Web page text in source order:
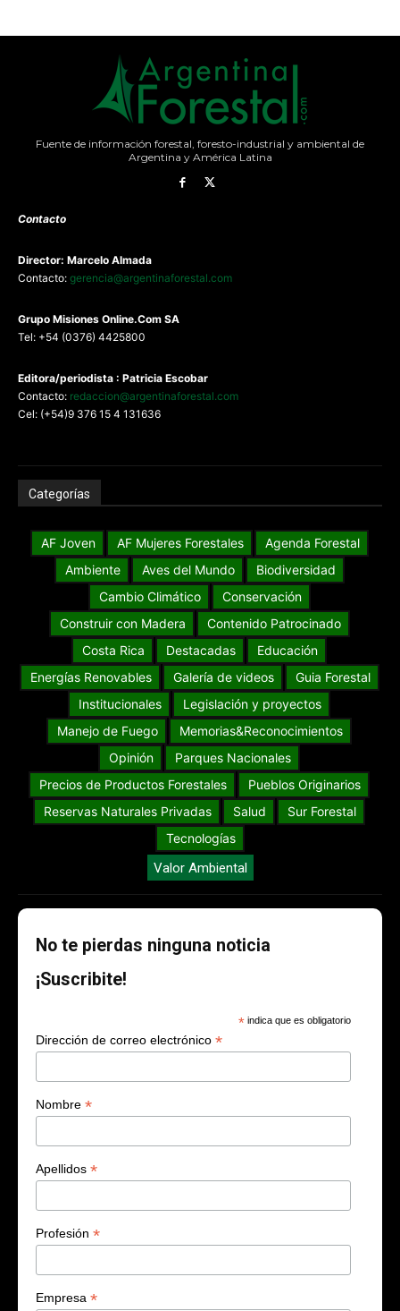
Fuente de información forestal, foresto-industrial y ambiental de
Argentina y América Latina
Contacto
Director: Marcelo Almada
Contacto: gerencia@argentinaforestal.com
Grupo Misiones Online.Com SA
Tel: +54 (0376) 4425800
Editora/periodista : Patricia Escobar
Contacto: redaccion@argentinaforestal.com
Cel: (+54)9 376 15 4 131636
Categorías
AF Joven AF Mujeres Forestales
Agenda Forestal
Ambiente
Aves del Mundo
Biodiversidad
Cambio Climático
Conservación
Construir con Madera
Contenido Patrocinado
Costa Rica
Destacadas
Educación
Energías Renovables
Galería de videos
Guia Forestal
Institucionales
Legislación y proyectos
Manejo de Fuego
Memorias&Reconocimientos
Opinión
Parques Nacionales
Precios de Productos Forestales
Pueblos Originarios
Reservas Naturales Privadas
Salud
Sur Forestal
Tecnologías
Valor Ambiental
No te pierdas ninguna noticia
¡Suscribite!
* indica que es obligatorio
Dirección de correo electrónico *
Nombre *
Apellidos *
Profesión *
Empresa *